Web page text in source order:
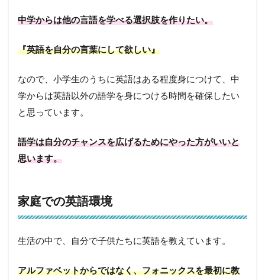
中学からは他の言語を学べる選択肢を作りたい。
『英語を自分の言葉にして欲しい』
なので、小学生のうちに英語はある程度身につけて、中
学からは英語以外の語学を身につける時間を確保したい
と思っています。
語学は自分のチャンスを広げるためにやった方がいいと
思います。
家庭での英語環境
生活の中で、自分で子供たちに英語を教えています。
アルファベットからではなく、フォニックスを最初に教